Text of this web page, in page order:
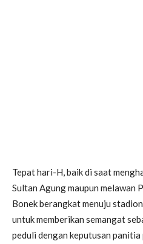
Tepat hari-H, baik di saat
Sultan Agung maupun melawan
Bonek berangkat menuju
untuk memberikan semangat
peduli dengan keputusan